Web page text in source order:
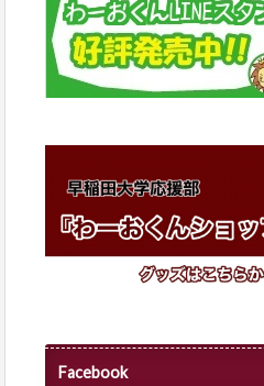
Facebook